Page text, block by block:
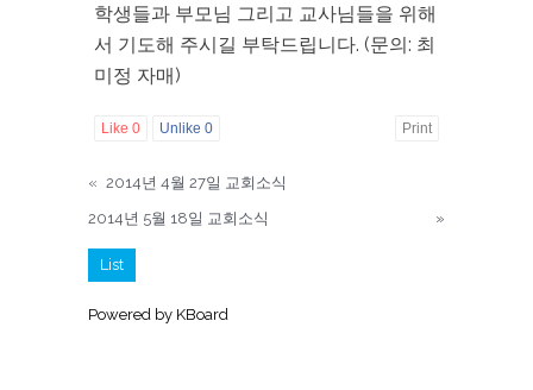
학생들과 부모님 그리고 교사님들을 위해
서 기도해 주시길 부탁드립니다. (문의: 최
미정 자매)
Like 0 Unlike 0 Print
« 2014년 4월 27일 교회소식
2014년 5월 18일 교회소식
»
List
Powered by KBoard